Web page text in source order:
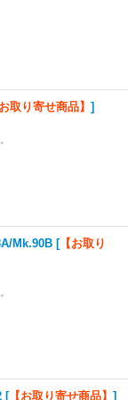
取り寄せ商品】]
Mk.90B [【お取り
[【お取り寄せ商品】]